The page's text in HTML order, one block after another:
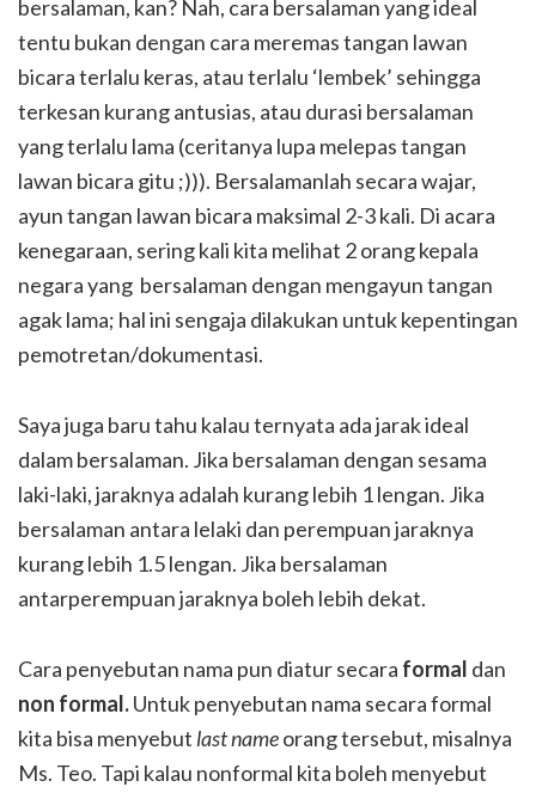
bersalaman, kan? Nah, cara bersalaman yang ideal
tentu bukan dengan cara meremas tangan lawan
bicara terlalu keras, atau terlalu ‘lembek’ sehingga
terkesan kurang antusias, atau durasi bersalaman
yang terlalu lama (ceritanya lupa melepas tangan
lawan bicara gitu ;))). Bersalamanlah secara wajar,
ayun tangan lawan bicara maksimal 2-3 kali. Di acara
kenegaraan, sering kali kita melihat 2 orang kepala
negara yang bersalaman dengan mengayun tangan
agak lama; hal ini sengaja dilakukan untuk kepentingan
pemotretan/dokumentasi.
Saya juga baru tahu kalau ternyata ada jarak ideal
dalam bersalaman. Jika bersalaman dengan sesama
laki-laki, jaraknya adalah kurang lebih 1 lengan. Jika
bersalaman antara lelaki dan perempuan jaraknya
kurang lebih 1.5 lengan. Jika bersalaman
antarperempuan jaraknya boleh lebih dekat.
Cara penyebutan nama pun diatur secara formal dan
non formal.Untuk penyebutan nama secara formal
kita bisa menyebut last nameorang tersebut, misalnya
Ms. Teo. Tapi kalau nonformal kita boleh menyebut